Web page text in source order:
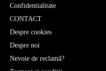
Confidentialitate
CONTACT
Despre cookies
Despre noi
Nevoie de reclamă?